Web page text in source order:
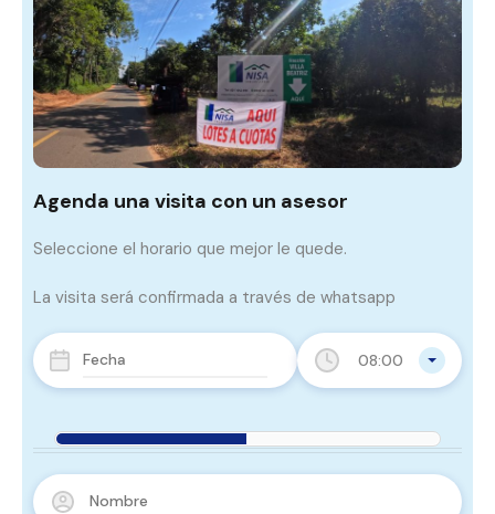
08:00
Agenda una visita con un asesor
Seleccione el horario que mejor le quede.
La visita será confirmada a través de whatsapp